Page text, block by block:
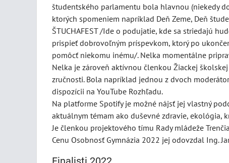
študentského parlamentu bola hlavnou (niekedy
ktorých spomeniem napríklad Deň Zeme, Deň
ŠTUCHAFEST /Ide o podujatie, kde sa striedajú
prispieť dobrovoľným príspevkom, ktorý po
pomôcť niekomu inému/. Nelka momentálne
Nelka je zároveň aktívnou členkou Žiackej
zručnosti. Bola napríklad jednou z dvoch
dispozícii na YouTube Rozhľadu.
Na platforme Spotify je možné nájsť jej vlastný
aktuálnym témam ako duševné zdravie, ekológia,
Je členkou projektového tímu Rady mládeže
Cenu Osobnosť Gymnázia 2022 jej odovzdal Ing.